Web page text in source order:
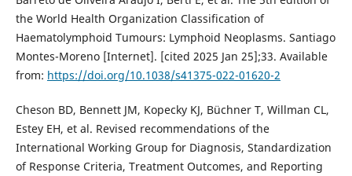
the World Health Organization Classification of
Haematolymphoid Tumours: Lymphoid Neoplasms. Santiago
Montes-Moreno [Internet]. [cited 2025 Jan 25];33. Available
from: https://doi.org/10.1038/s41375-022-01620-2
Cheson BD, Bennett JM, Kopecky KJ, Büchner T, Willman CL,
Estey EH, et al. Revised recommendations of the
International Working Group for Diagnosis, Standardization
of Response Criteria, Treatment Outcomes, and Reporting